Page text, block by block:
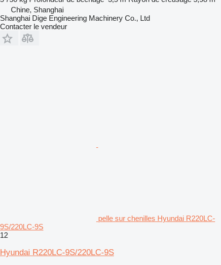
Chine, Shanghai
Shanghai Dige Engineering Machinery Co., Ltd
Contacter le vendeur
pelle sur chenilles Hyundai R220LC-
9S/220LC-9S
12
Hyundai R220LC-9S/220LC-9S